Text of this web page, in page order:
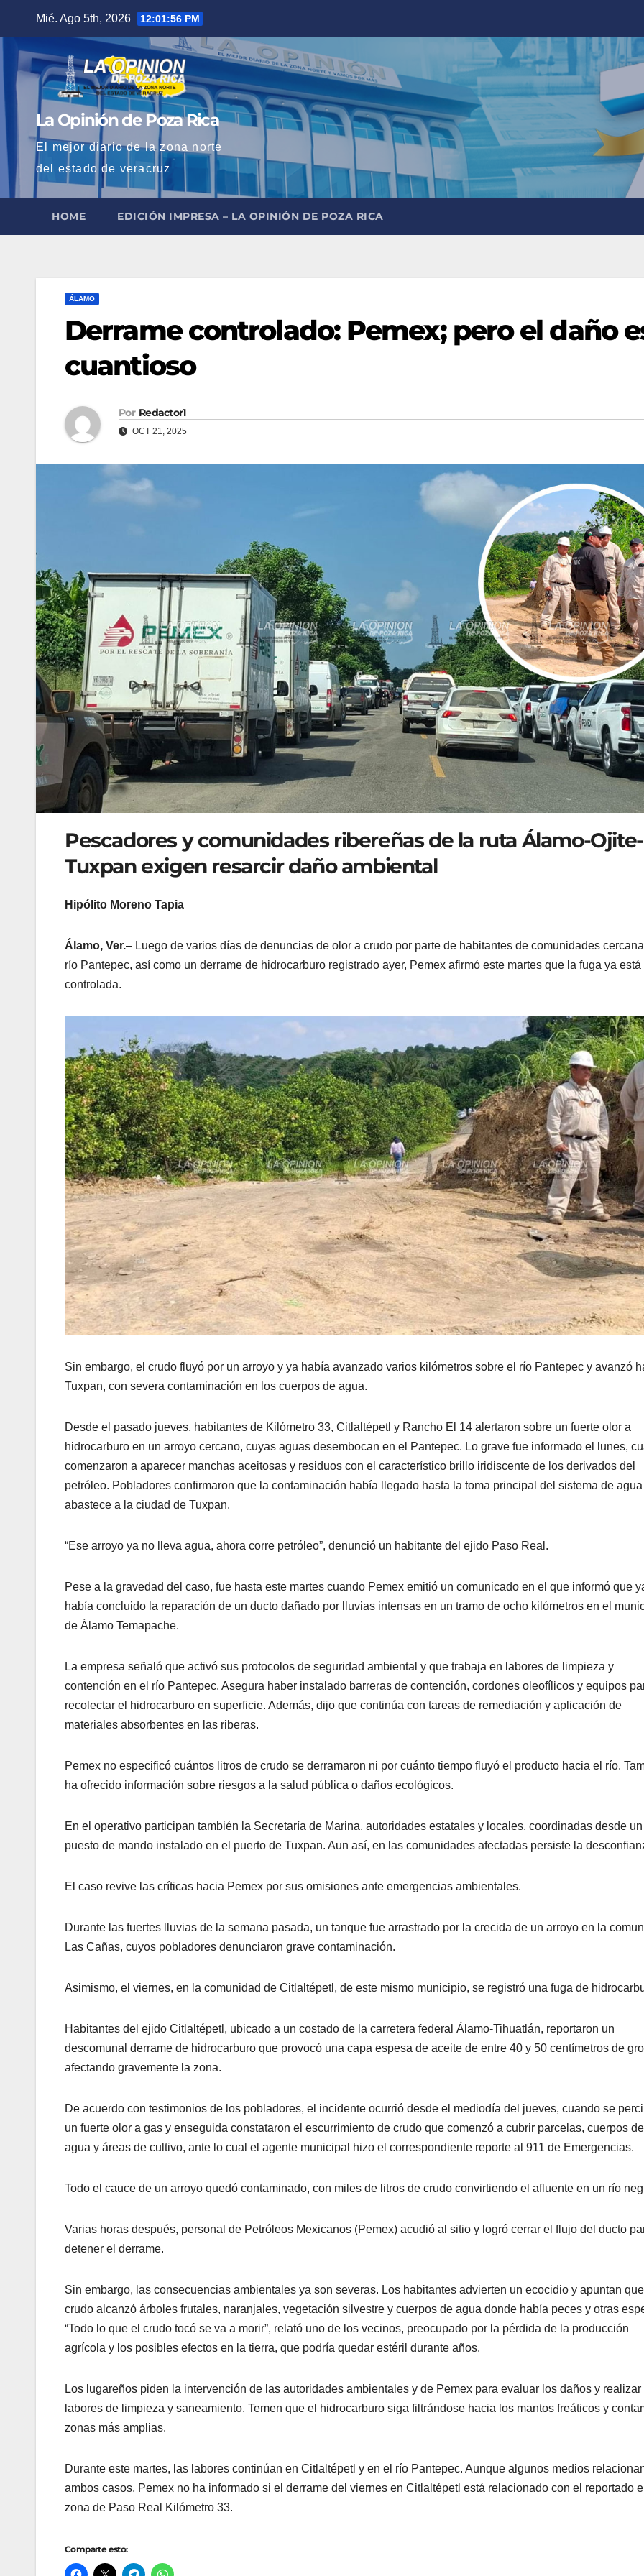
contenido
Mié. Ago 5th, 2026 12:01:57 PM
La Opinión de Poza Rica
El mejor diario de la zona norte
del estado de veracruz
HOME EDICIÓN IMPRESA – LA OPINIÓN DE POZA RICA
ÁLAMO
Derrame controlado: Pemex; pero el daño
cuantioso
Por Redactor1
OCT 21, 2025
Pescadores y comunidades ribereñas de la ruta Álamo-Ojite-
Tuxpan exigen resarcir daño ambiental
Hipólito Moreno Tapia
Álamo, Ver.– Luego de varios días de denuncias de olor a crudo por parte de habitantes de comunidades
río Pantepec, así como un derrame de hidrocarburo registrado ayer, Pemex afirmó este martes que la fuga ya está
controlada.
Sin embargo, el crudo fluyó por un arroyo y ya había avanzado varios kilómetros sobre el río Pantepec y avanzó
Tuxpan, con severa contaminación en los cuerpos de agua.
Desde el pasado jueves, habitantes de Kilómetro 33, Citlaltépetl y Rancho El 14 alertaron sobre un fuerte olor a
hidrocarburo en un arroyo cercano, cuyas aguas desembocan en el Pantepec. Lo grave fue informado el lunes,
comenzaron a aparecer manchas aceitosas y residuos con el característico brillo iridiscente de los derivados del
petróleo. Pobladores confirmaron que la contaminación había llegado hasta la toma principal del sistema de
abastece a la ciudad de Tuxpan.
“Ese arroyo ya no lleva agua, ahora corre petróleo”, denunció un habitante del ejido Paso Real.
Pese a la gravedad del caso, fue hasta este martes cuando Pemex emitió un comunicado en el que informó que
había concluido la reparación de un ducto dañado por lluvias intensas en un tramo de ocho kilómetros en el
de Álamo Temapache.
La empresa señaló que activó sus protocolos de seguridad ambiental y que trabaja en labores de limpieza y
contención en el río Pantepec. Asegura haber instalado barreras de contención, cordones oleofílicos y equipos
recolectar el hidrocarburo en superficie. Además, dijo que continúa con tareas de remediación y aplicación de
materiales absorbentes en las riberas.
Pemex no especificó cuántos litros de crudo se derramaron ni por cuánto tiempo fluyó el producto hacia el río.
ha ofrecido información sobre riesgos a la salud pública o daños ecológicos.
En el operativo participan también la Secretaría de Marina, autoridades estatales y locales, coordinadas desde un
puesto de mando instalado en el puerto de Tuxpan. Aun así, en las comunidades afectadas persiste la
El caso revive las críticas hacia Pemex por sus omisiones ante emergencias ambientales.
Durante las fuertes lluvias de la semana pasada, un tanque fue arrastrado por la crecida de un arroyo en la
Las Cañas, cuyos pobladores denunciaron grave contaminación.
Asimismo, el viernes, en la comunidad de Citlaltépetl, de este mismo municipio, se registró una fuga de
Habitantes del ejido Citlaltépetl, ubicado a un costado de la carretera federal Álamo-Tihuatlán, reportaron un
descomunal derrame de hidrocarburo que provocó una capa espesa de aceite de entre 40 y 50 centímetros de
afectando gravemente la zona.
De acuerdo con testimonios de los pobladores, el incidente ocurrió desde el mediodía del jueves, cuando se
un fuerte olor a gas y enseguida constataron el escurrimiento de crudo que comenzó a cubrir parcelas, cuerpos de
agua y áreas de cultivo, ante lo cual el agente municipal hizo el correspondiente reporte al 911 de Emergencias.
Todo el cauce de un arroyo quedó contaminado, con miles de litros de crudo convirtiendo el afluente en un río
Varias horas después, personal de Petróleos Mexicanos (Pemex) acudió al sitio y logró cerrar el flujo del ducto
detener el derrame.
Sin embargo, las consecuencias ambientales ya son severas. Los habitantes advierten un ecocidio y apuntan
crudo alcanzó árboles frutales, naranjales, vegetación silvestre y cuerpos de agua donde había peces y otras
“Todo lo que el crudo tocó se va a morir”, relató uno de los vecinos, preocupado por la pérdida de la producción
agrícola y los posibles efectos en la tierra, que podría quedar estéril durante años.
Los lugareños piden la intervención de las autoridades ambientales y de Pemex para evaluar los daños y realizar
labores de limpieza y saneamiento. Temen que el hidrocarburo siga filtrándose hacia los mantos freáticos y
zonas más amplias.
Durante este martes, las labores continúan en Citlaltépetl y en el río Pantepec. Aunque algunos medios
ambos casos, Pemex no ha informado si el derrame del viernes en Citlaltépetl está relacionado con el reportado
zona de Paso Real Kilómetro 33.
Comparte esto: